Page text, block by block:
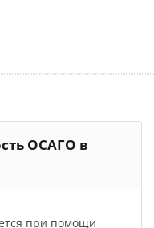
ОСАГО в
при помощи